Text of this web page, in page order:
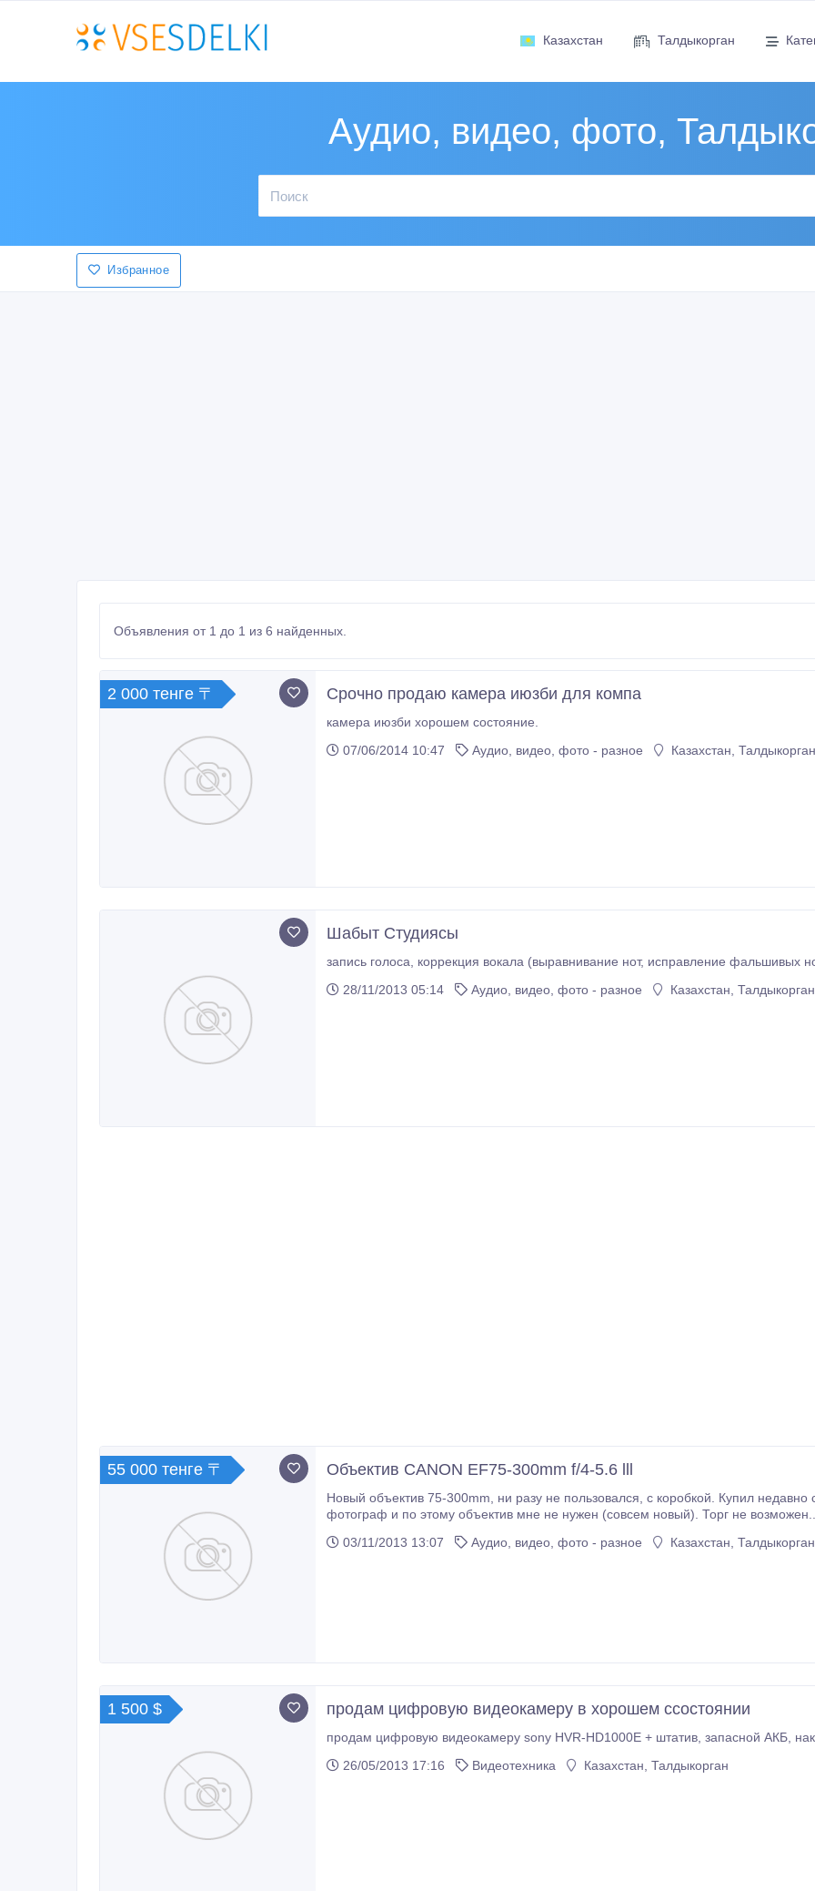
Казахстан Талдыкорган
Аудио, видео, фото,
Избранное
Объявления от 1 до 1 из 6 найденных.
2 000 тенге 〒 Срочно продаю камера июзби для компа
камера июзби хорошем состояние.
07/06/2014 10:47
Аудио, видео, фото - разное Казахстан, Талдыкорган
Шабыт Студиясы
28/11/2013 05:14 Аудио, видео, фото - разное Казахстан, Талдыкорган
55 000 тенге 〒 Объектив CANON EF75-300mm f/4-5.6 lll
Новый объектив 75-300mm, ни разу не пользовался, с коробкой. Купил недавно с фотоаппаратом . Я не профессиональный
фотограф и по этому объектив мне не нужен (совсем новый). Торг не возможен..
03/11/2013 13:07
Аудио, видео, фото - разное Казахстан, Талдыкорган
1 500 $ продам цифровую видеокамеру в хорошем ссостоянии
продам
26/05/2013 17:16
Видеотехника Казахстан, Талдыкорган